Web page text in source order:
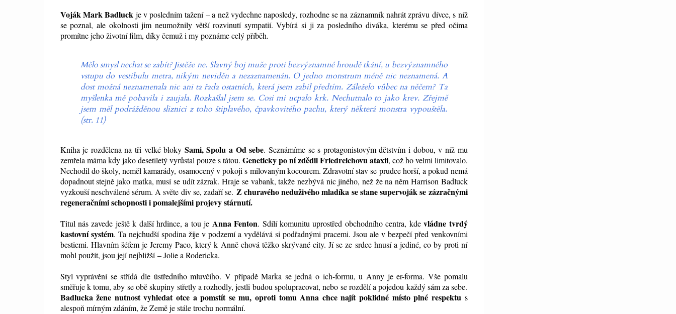
Voják Mark Badluck je v posledním tažení – a než vydechne naposledy, rozhodne se na záznamník nahrát zprávu dívce, s níž
se poznal, ale okolnosti jim neumožnily větší rozvinutí sympatií. Vybírá si ji za posledního diváka, kterému se před očima
promítne jeho životní film, díky čemuž i my poznáme celý příběh.
Mělo smysl nechat se zabít? Jistěže ne. Slavný boj muže proti bezvýznamné hroudě tkání, u bezvýznamného
vstupu do vestibulu metra, nikým neviděn a nezaznamenán. O jedno monstrum méně nic neznamená. A
dost možná neznamenala nic ani ta řada ostatních, která jsem zabil předtím. Záleželo vůbec na něčem? Ta
myšlenka mě pobavila i zaujala. Rozkašlal jsem se. Cosi mi ucpalo krk. Nechutnalo to jako krev. Zřejmě
jsem měl podrážděnou sliznici z toho štiplavého, čpavkovitého pachu, který některá monstra vypouštěla.
(str. 11)
Kniha je rozdělena na tři velké bloky Sami, Spolu a Od sebe. Seznámíme se s protagonistovým dětstvím i dobou, v níž mu
zemřela máma kdy jako desetiletý vyrůstal pouze s tátou. Geneticky po ní zdědil Friedreichovu ataxii, což ho velmi limitovalo.
Nechodil do školy, neměl kamarády, osamocený v pokoji s milovaným kocourem. Zdravotní stav se prudce horší, a pokud nemá
dopadnout stejně jako matka, musí se udít zázrak. Hraje se vabank, takže nezbývá nic jiného, než že na něm Harrison Badluck
vyzkouší neschválené sérum. A světe div se, zadaří se. Z churavého neduživého mladíka se stane supervoják se zázračnými
regeneračními schopnosti i pomalejšími projevy stárnutí.
Titul nás zavede ještě k další hrdince, a tou je Anna Fenton. Sdílí komunitu uprostřed obchodního centra, kdevládne tvrdý
kastovní systém. Ta nejchudší spodina žije v podzemí a vydělává si podřadnými pracemi. Jsou ale v bezpečí před venkovními
bestiemi. Hlavním šéfem je Jeremy Paco, který k Anně chová těžko skrývané city. Jí se ze srdce hnusí a jediné, co by proti ní
mohl použít, jsou její nejbližší – Jolie a Rodericka.
Styl vyprávění se střídá dle ústředního mluvčího. V případě Marka se jedná o ich-formu, u Anny je er-forma. Vše pomalu
směřuje k tomu, aby se obě skupiny střetly a rozhodly, jestli budou spolupracovat, nebo se rozdělí a pojedou každý sám za sebe.
Badlucka žene nutnost vyhledat otce a pomstít se mu, oproti tomu Anna chce najít poklidné místo plné respektu s
alespoň mírným zdáním, že Země je stále trochu normální.